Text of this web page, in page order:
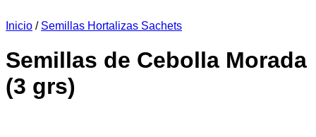
era:
es:
Inicio / Semillas Hortalizas Sachets
Semillas de Cebolla Morada
(3 grs)